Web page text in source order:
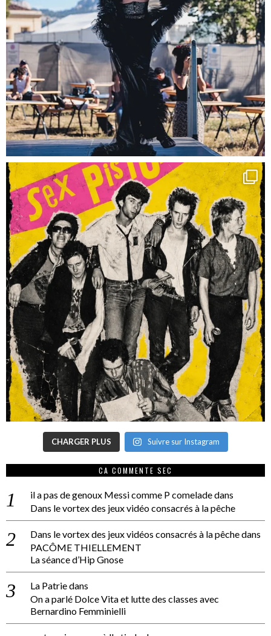
CHARGER PLUS Suivre sur Instagram
CA COMMENTE SEC
il a pas de genoux Messi comme P comeladedans
Dans le vortex des jeux vidéo consacrés à la pêche
Dans le vortex des jeux vidéos consacrés à la pêchedans
PACÔME THIELLEMENT
La séance d’Hip Gnose
La Patriedans
On a parlé Dolce Vita et lutte des classes avec
Bernardino Femminielli